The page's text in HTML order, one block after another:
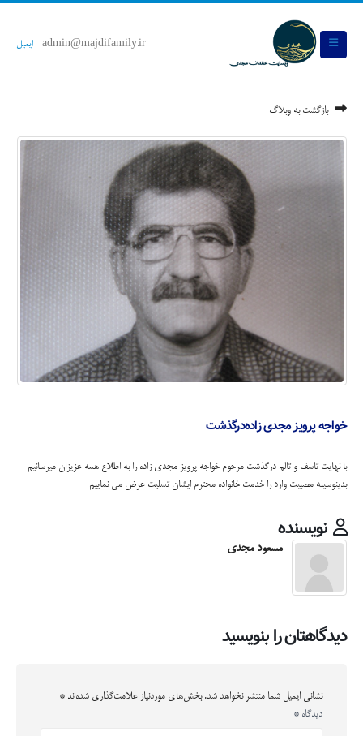
admin@majdifamily.ir ایمیل
بازگشت به وبلاگ
خواجه پرویز مجدی زاده‌درگذشت
با نهایت تاسف و تالم درگذشت مرحوم خواجه پرویز مجدی زاده را به اطلاع همه عزیزان میرسانیم
بدینوسیله مصیبت وارد را خدمت خانواده محترم ایشان تسلیت عرض می نماییم
نویسنده
مسعود مجدی
دیدگاهتان را بنویسید
نشانی ایمیل شما منتشر نخواهد شد. بخش‌های موردنیاز علامت‌گذاری شده‌اند *
دیدگاه *